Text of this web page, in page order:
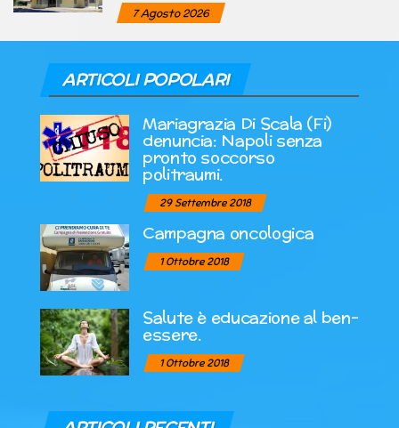
7 Agosto 2026
ARTICOLI POPOLARI
Mariagrazia Di Scala (Fi)
denuncia: Napoli senza
pronto soccorso
politraumi.
29 Settembre 2018
Campagna oncologica
1 Ottobre 2018
Salute è educazione al ben-
essere.
1 Ottobre 2018